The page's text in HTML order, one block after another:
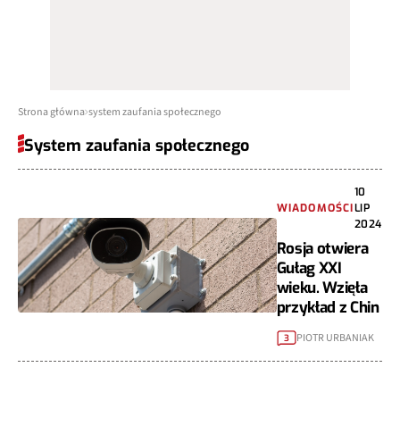
Strona główna system zaufania społecznego
System zaufania społecznego
WIADOMOŚCI
10
LIP
2024
Rosja otwiera
Gułag XXI
wieku. Wzięła
przykład z Chin
3 PIOTR URBANIAK